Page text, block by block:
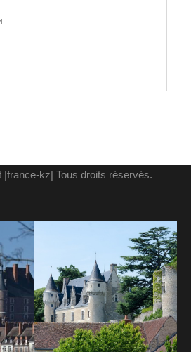
|france-kz| Tous droits réservés.